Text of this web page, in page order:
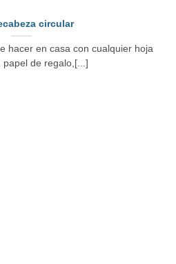
circular
hacer en casa con cualquier hoja
papel de regalo,[...]